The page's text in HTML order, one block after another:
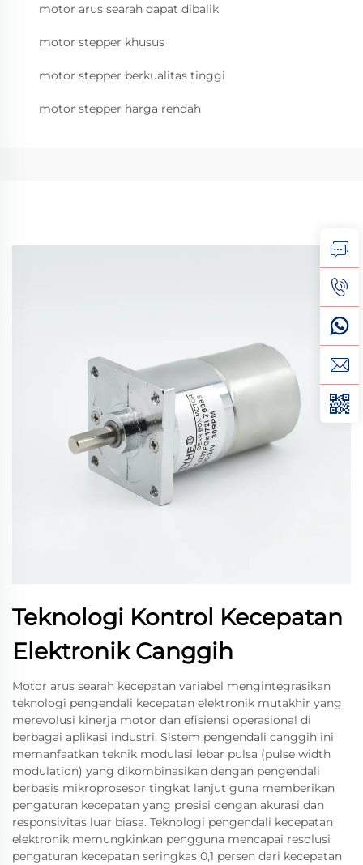
motor arus searah dapat dibalik
motor stepper khusus
motor stepper berkualitas tinggi
motor stepper harga rendah
Teknologi Kontrol Kecepatan
Elektronik Canggih
Motor arus searah kecepatan variabel mengintegrasikan
teknologi pengendali kecepatan elektronik mutakhir yang
merevolusi kinerja motor dan efisiensi operasional di
berbagai aplikasi industri. Sistem pengendali canggih ini
memanfaatkan teknik modulasi lebar pulsa (pulse width
modulation) yang dikombinasikan dengan pengendali
berbasis mikroprosesor tingkat lanjut guna memberikan
pengaturan kecepatan yang presisi dengan akurasi dan
responsivitas luar biasa. Teknologi pengendali kecepatan
elektronik memungkinkan pengguna mencapai resolusi
pengaturan kecepatan seringkas 0,1 persen dari kecepatan